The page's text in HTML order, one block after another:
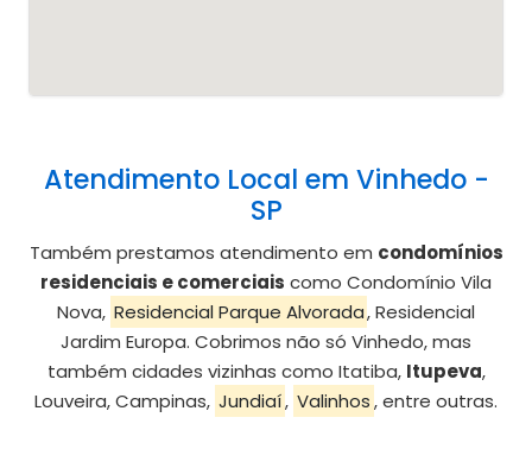
Atendimento Local em Vinhedo -
SP
Também prestamos atendimento em condomínios
residenciais e comerciais como Condomínio Vila
Nova, Residencial Parque Alvorada, Residencial
Jardim Europa. Cobrimos não só Vinhedo, mas
também cidades vizinhas como Itatiba, Itupeva,
Louveira, Campinas, Jundiaí, Valinhos, entre outras.